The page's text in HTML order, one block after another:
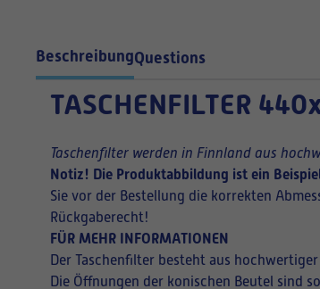
BeschreibungQuestions
TASCHENFILTER
Taschenfilter werden in Finnland aus
Notiz! Die Produktabbildung ist ein
Sie vor der Bestellung die korrekten
Rückgaberecht!
FÜR MEHR INFORMATIONEN
Der Taschenfilter besteht aus
Die Öffnungen der konischen Beutel sind